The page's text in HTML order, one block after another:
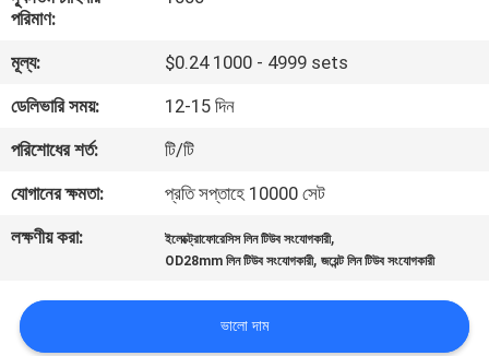
ভ্রমণ
মান
নিয়ন্ত্রণ
যোগাযোগ
করুন
খবর
পরিমাণ:
মূল্য:
$0.24 1000 - 4999 sets
ডেলিভারি সময়:
12-15 দিন
পরিশোধের শর্ত:
টি/টি
যোগানের ক্ষমতা:
প্রতি সপ্তাহে 10000 সেট
লক্ষণীয় করা:
ইলেক্ট্রোফোরেসিস লিন টিউব সংযোগকারী,
OD28mm লিন টিউব সংযোগকারী,জয়েন্ট লিন টিউব সংযোগকারী
ভালো দাম